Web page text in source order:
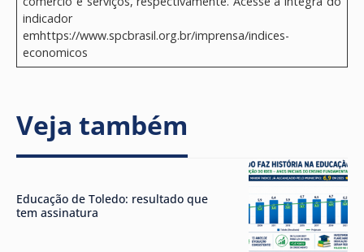
indicador
emhttps://www.spcbrasil.org.br/imprensa/indices-
economicos
Veja também
Educação de Toledo: resultado que
tem assinatura